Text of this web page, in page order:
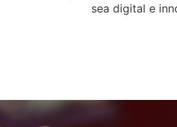
sea digital e